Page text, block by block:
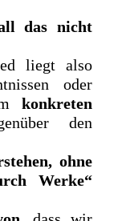
das nicht
liegt also
oder
konkreten
den
ohne
Werke“